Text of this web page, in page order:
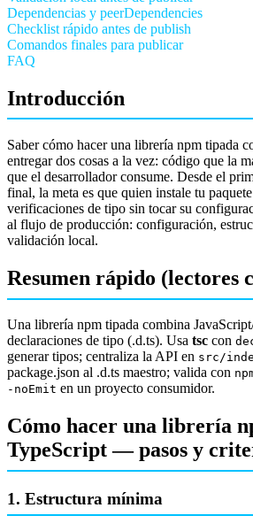
Dependencias y peerDependencies
Checklist rápido antes de publish
Comandos finales para publicar
FAQ
Introducción
Saber cómo hacer una librería npm tipada
entregar dos cosas a la vez: código que la
que el desarrollador consume. Desde el
final, la meta es que quien instale tu
verificaciones de tipo sin tocar su
al flujo de producción: configuración,
validación local.
Resumen rápido (lectores
Una librería npm tipada combina
declaraciones de tipo (.d.ts). Usa tsc con
generar tipos; centraliza la API en src/
package.json al .d.ts maestro; valida con
-noEmit en un proyecto consumidor.
Cómo hacer una librería
TypeScript — pasos y
1. Estructura mínima